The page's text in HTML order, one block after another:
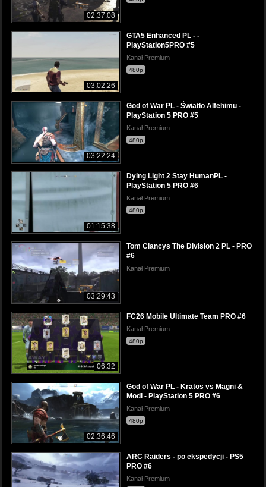
02:37:08
03:02:26
GTA5 Enhanced PL - -
PlayStation5PRO #5
Kanał Premium
480p
03:22:24
God of War PL - Światło Alfehimu -
PlayStation 5 PRO #5
Kanał Premium
480p
01:15:38
Dying Light 2 Stay HumanPL -
PlayStation 5 PRO #6
Kanał Premium
480p
03:29:43
Tom Clancys The Division 2 PL - PRO
#6
Kanał Premium
06:32
FC26 Mobile Ultimate Team PRO #6
Kanał Premium
480p
02:36:46
God of War PL - Kratos vs Magni &
Modi - PlayStation 5 PRO #6
Kanał Premium
480p
ARC Raiders - po ekspedycji - PS5
PRO #6
Kanał Premium